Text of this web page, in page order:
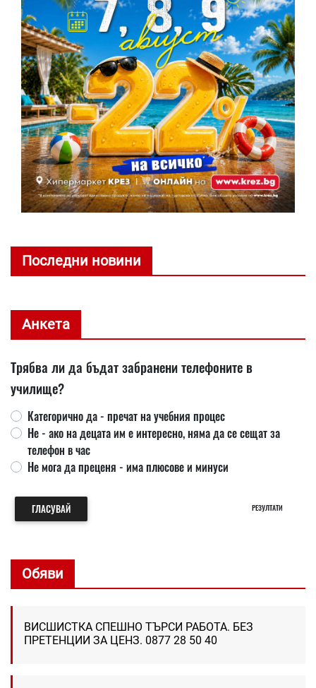
Последни новини
Анкета
Трябва ли да бъдат забранени телефоните в
училище?
Категорично да - пречат на учебния процес
Не - ако на децата им е интересно, няма да се сещат за
телефон в час
Не мога да преценя - има плюсове и минуси
ГЛАСУВАЙ РЕЗУЛТАТИ
Обяви
ВИСШИСТКА СПЕШНО ТЪРСИ РАБОТА. БЕЗ
ПРЕТЕНЦИИ ЗА ЦЕНЗ. 0877 28 50 40